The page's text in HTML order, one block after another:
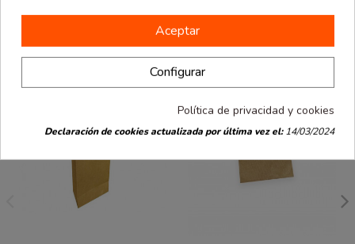
Aceptar
Configurar
Política de privacidad y cookies
Declaración de cookies actualizada por última vez el:14/03/2024